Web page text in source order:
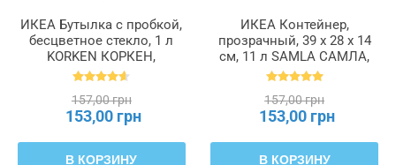
ИКЕА Бутылка с пробкой,
бесцветное стекло, 1 л
KORKEN КОРКЕН,
302.135.52
157,00 грн
153,00 грн
В КОРЗИНУ
ИКЕА Контейнер,
прозрачный, 39 x 28 x 14
см, 11 л SAMLA САМЛА,
401.029.78
157,00 грн
153,00 грн
В КОРЗИНУ